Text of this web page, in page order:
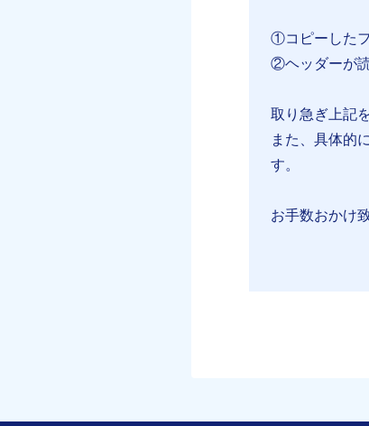
①コピーした
②ヘッダーが
取り急ぎ上記
また、具体的
す。
お手数おかけ